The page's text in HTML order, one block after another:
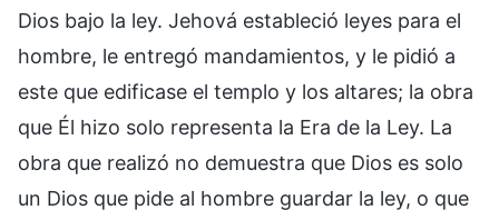
Dios bajo la ley. Jehová estableció leyes para el
hombre, le entregó mandamientos, y le pidió a
este que edificase el templo y los altares; la obra
que Él hizo solo representa la Era de la Ley. La
obra que realizó no demuestra que Dios es solo
un Dios que pide al hombre guardar la ley, o que